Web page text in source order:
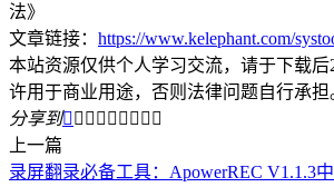
法》
文章链接： https://www.kelephant.com/
本站资源仅供个人学习交流，请于下载
许用于商业用途，否则法律问题自行承担
分享到        
上一篇
录屏翻录必备工具：ApowerREC V1.1.3